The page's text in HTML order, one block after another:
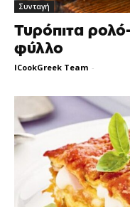
Συνταγή
Τυρόπιτα
φύλλο
ICookGreek Team -